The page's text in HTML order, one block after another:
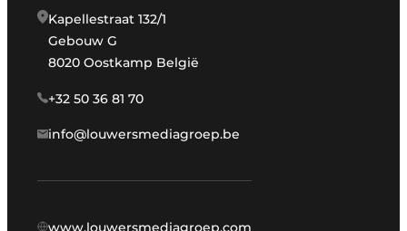
Kapellestraat 132/1
Gebouw G
8020 Oostkamp België
+32 50 36 81 70
info@louwersmediagroep.be
www.louwersmediagroep.com